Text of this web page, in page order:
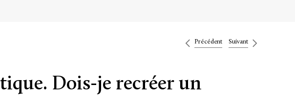
Précédent Suivant
Dois-je recréer un